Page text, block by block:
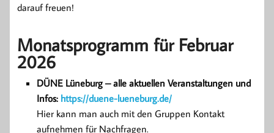
darauf freuen!
Monatsprogramm für Februar
2026
DÜNE Lüneburg – alle aktuellen Veranstaltungen und
Infos: https://duene-lueneburg.de/
Hier kann man auch mit den Gruppen Kontakt
aufnehmen für Nachfragen.